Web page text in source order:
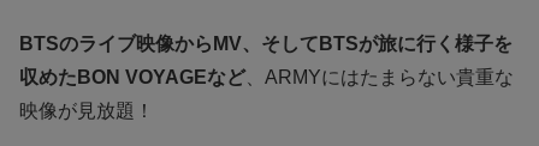
BTSのライブ映像からMV、そしてBTSが旅に行く様子を
収めたBON VOYAGEなど、ARMYにはたまらない貴重な
映像が見放題！